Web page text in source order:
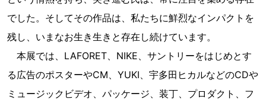
でした。そしてその作品は、私たちに鮮烈なインパクトを
残し、いまなお生き生きと存在し続けています。
本展では、LAFORET、NIKE、サントリーをはじめとす
る広告のポスターやCM、YUKI、宇多田ヒカルなどのCDや
ミュージックビデオ、パッケージ、装丁、プロダクト、フ